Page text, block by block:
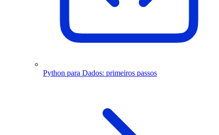
Python para Dados: primeiros passos